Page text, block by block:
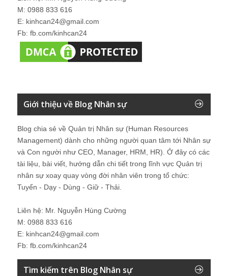
M: 0988 833 616
E: kinhcan24@gmail.com
Fb: fb.com/kinhcan24
Giới thiệu về Blog Nhân sự
Blog chia sẻ về Quản trị Nhân sự (Human Resources
Management) dành cho những người quan tâm tới Nhân sự
và Con người như CEO, Manager, HRM, HR). Ở đây có các
tài liệu, bài viết, hướng dẫn chi tiết trong lĩnh vực Quản trị
nhân sự xoay quay vòng đời nhân viên trong tổ chức:
Tuyển - Dạy - Dùng - Giữ - Thải.
Liên hệ: Mr. Nguyễn Hùng Cường
M: 0988 833 616
E: kinhcan24@gmail.com
Fb: fb.com/kinhcan24
Tìm kiếm trên Blog Nhân sự